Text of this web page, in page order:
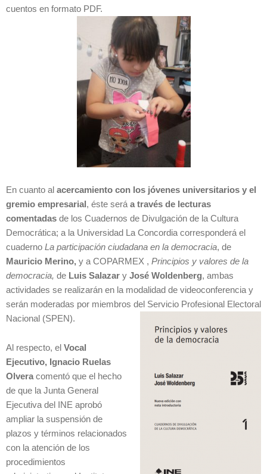
cuentos en formato PDF.
En cuanto al acercamiento con los jóvenes universitarios y el
gremio empresarial , éste será a través de lecturas
comentadas de los Cuadernos de Divulgación de la Cultura
Democrática; a la Universidad La Concordia corresponderá el
cuaderno La participación ciudadana en la democracia, de
Mauricio Merino, y a COPARMEX , Principios y valores de la
democracia, de Luis Salazar y José Woldenberg, ambas
actividades se realizarán en la modalidad de videoconferencia y
serán moderadas por miembros del Servicio Profesional Electoral
Nacional (SPEN).
Al respecto, el Vocal
Ejecutivo, Ignacio Ruelas
Olveracomentó que el hecho
de que la Junta General
Ejecutiva del INE aprobó
ampliar la suspensión de
plazos y términos relacionados
con la atención de los
procedimientos